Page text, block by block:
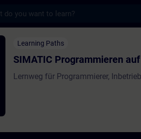
auf Basis
Learning Paths
SIMATIC Programmieren
Lernweg für Programmierer,